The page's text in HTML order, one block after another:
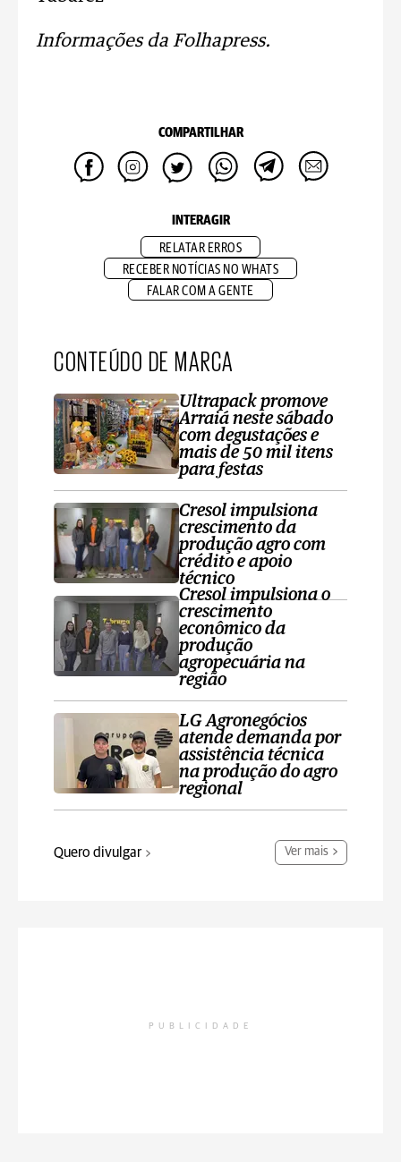
Informações da Folhapress.
COMPARTILHAR
INTERAGIR
RELATAR ERROS
RECEBER NOTÍCIAS NO WHATS
FALAR COM A GENTE
CONTEÚDO DE MARCA
Ultrapack promove
Arraiá neste sábado
com degustações e
mais de 50 mil itens
para festas
Cresol impulsiona
crescimento da
produção agro com
crédito e apoio
técnico
Cresol impulsiona o
crescimento
econômico da
produção
agropecuária na
região
LG Agronegócios
atende demanda por
assistência técnica
na produção do agro
regional
Quero divulgar Ver mais
PUBLICIDADE